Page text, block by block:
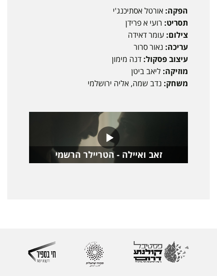
הפקה: אורטל אסתיכנג'י
תסריט: רועי א פרידן
צילום: עומר דאידה
עריכה: נאור סרור
עיצוב פסקול: דנה מימון
מוזיקה: ליאב ביטן
משחק: נדב שמה, אליה ירושלמי
זאב ואיילה - הטריילר הרשמי